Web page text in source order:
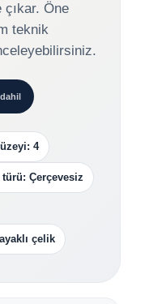
Öne
teknik
4
türü: Çerçevesiz
çelik